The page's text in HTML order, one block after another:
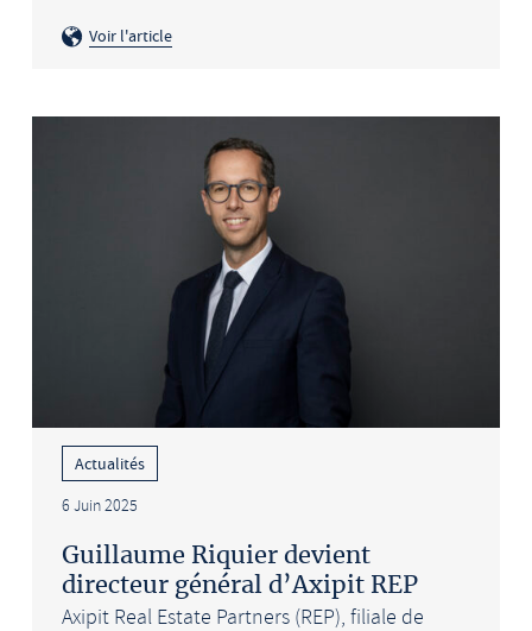
Voir l'article
Actualités
6 Juin 2025
Guillaume Riquier devient
directeur général d’Axipit REP
Axipit Real Estate Partners (REP), filiale de